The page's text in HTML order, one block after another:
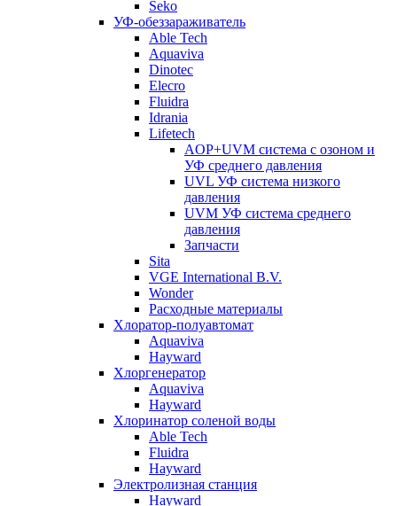
Seko
УФ-обеззараживатель
Able Tech
Aquaviva
Dinotec
Elecro
Fluidra
Idrania
Lifetech
AOP+UVM система с озоном и
УФ среднего давления
UVL УФ система низкого
давления
UVM УФ система среднего
давления
Запчасти
Sita
VGE International B.V.
Wonder
Расходные материалы
Хлоратор-полуавтомат
Aquaviva
Hayward
Хлоргенератор
Aquaviva
Hayward
Хлоринатор соленой воды
Able Tech
Fluidra
Hayward
Электролизная станция
Hayward